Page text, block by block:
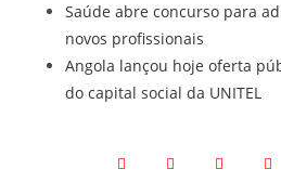
Saúde abre concurso para
novos profissionais
Angola lançou hoje oferta
do capital social da UNITEL